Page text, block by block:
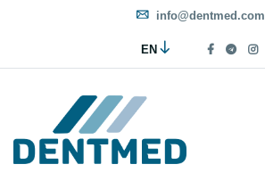
info@dentmed.com
EN